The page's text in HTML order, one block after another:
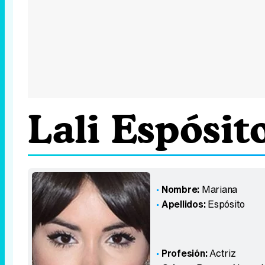
Lali
Nombre: Mariana
Apellidos:Espósito
Profesión:Actriz